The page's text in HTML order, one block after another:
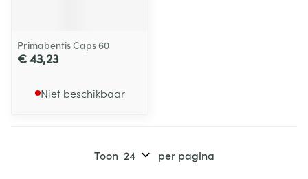
Primabentis Caps 60
€ 43,23
Niet beschikbaar
Toon per pagina